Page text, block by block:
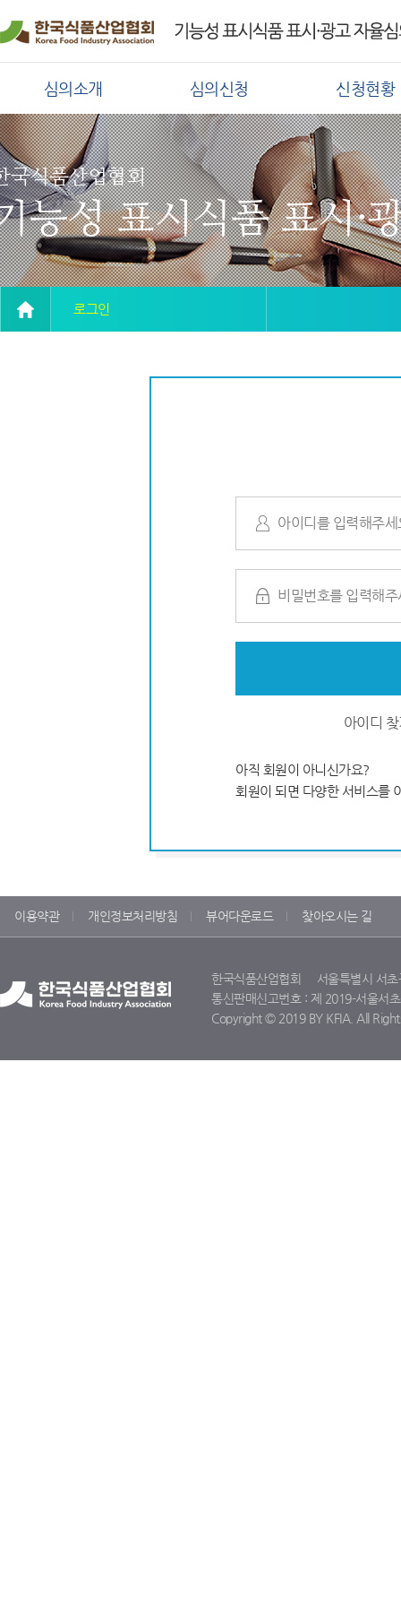
심의소개 심의신청 신청현황
국식품산업협회
능성 표시식품 표시·
로그인
아이디
아직 회원이 아니신가요?
회원이 되면 다양한 서비스를
이용약관 개인정보처리방침 뷰어다운로드 찾아오시는 길
한국식품산업협회 서울특별시 서
통신판매신고번호 : 제 2019-서울
Copyright © 2019 BY KFIA. All